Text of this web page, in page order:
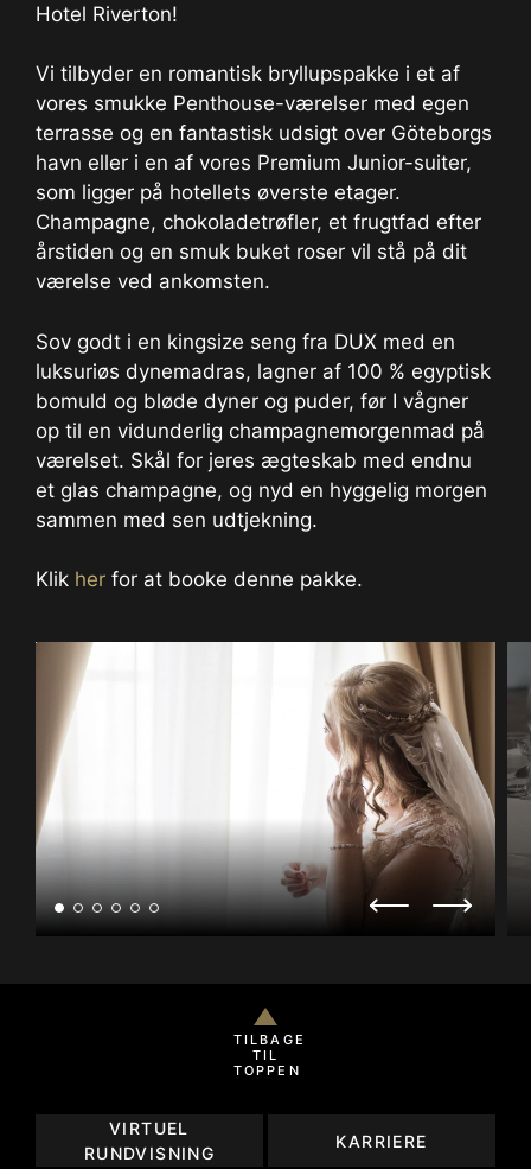
Hotel Riverton!
Vi tilbyder en romantisk bryllupspakke i et af
vores smukke Penthouse-værelser med egen
terrasse og en fantastisk udsigt over Göteborgs
havn eller i en af vores Premium Junior-suiter,
som ligger på hotellets øverste etager.
Champagne, chokoladetrøfler, et frugtfad efter
årstiden og en smuk buket roser vil stå på dit
værelse ved ankomsten.
Sov godt i en kingsize seng fra DUX med en
luksuriøs dynemadras, lagner af 100 % egyptisk
bomuld og bløde dyner og puder, før I vågner
op til en vidunderlig champagnemorgenmad på
værelset. Skål for jeres ægteskab med endnu
et glas champagne, og nyd en hyggelig morgen
sammen med sen udtjekning.
Klik her for at booke denne pakke.
TILBAGE
TIL
TOPPEN
VIRTUEL
RUNDVISNING
KARRIERE